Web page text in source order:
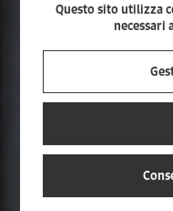
Amore
da 25
nostra
facciamo
Questo sito utilizza
necessari